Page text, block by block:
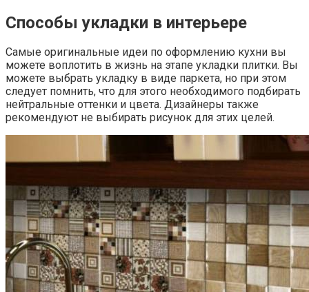
Способы укладки в интерьере
Самые оригинальные идеи по оформлению кухни вы
можете воплотить в жизнь на этапе укладки плитки. Вы
можете выбрать укладку в виде паркета, но при этом
следует помнить, что для этого необходимого подбирать
нейтральные оттенки и цвета. Дизайнеры также
рекомендуют не выбирать рисунок для этих целей.